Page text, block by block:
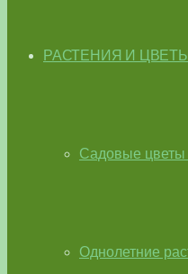
РАСТЕНИЯ И ЦВЕТЫ
Садовые цветы
Однолетние